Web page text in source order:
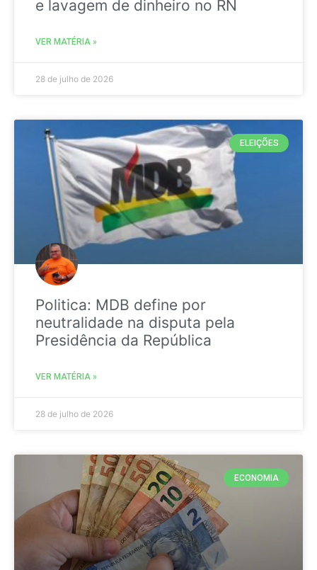
e lavagem de dinheiro no RN
VER MATÉRIA »
28 de julho de 2026
ELEIÇÕES
Politica: MDB define por
neutralidade na disputa pela
Presidência da República
VER MATÉRIA »
28 de julho de 2026
ECONOMIA